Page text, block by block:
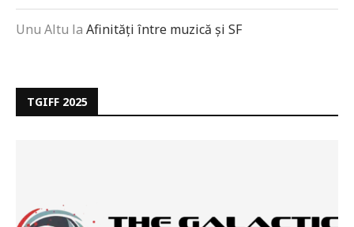
Unu Altu la Afinități între muzică și SF
TGIFF 2025